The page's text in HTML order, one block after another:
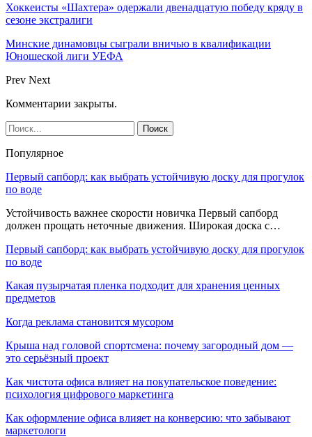
Хоккеисты «Шахтера» одержали двенадцатую победу кряду в
сезоне экстралиги
Минские динамовцы сыграли вничью в квалификации
Юношеской лиги УЕФА
Prev Next
Комментарии закрыты.
Популярное
Первый сапборд: как выбрать устойчивую доску для прогулок
по воде
Устойчивость важнее скорости новичка Первый сапборд
должен прощать неточные движения. Широкая доска с…
Первый сапборд: как выбрать устойчивую доску для прогулок
по воде
Какая пузырчатая пленка подходит для хранения ценных
предметов
Когда реклама становится мусором
Крыша над головой спортсмена: почему загородный дом —
это серьёзный проект
Как чистота офиса влияет на покупательское поведение:
психология цифрового маркетинга
Как оформление офиса влияет на конверсию: что забывают
маркетологи